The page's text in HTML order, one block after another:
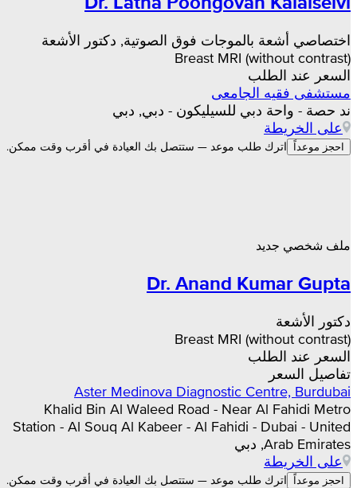
اختصاصي أشعة بالموجات فوق الصوتية, دكتور الأشعة
Breast MRI (without contrast)
السعر عند الطلب
مستشفى فقيه الجامعى
ند حصة - واحة دبي للسيليكون - دبي, دبي
على الخريطة
احجز موعداً اترك طلب موعد — ستتصل بك العيادة في أقرب وقت ممكن.
ملف شخصي جديد
Dr. Anand Kumar Gupta
دكتور الأشعة
Breast MRI (without contrast)
السعر عند الطلب
تفاصيل السعر
Aster Medinova Diagnostic Centre, Burdubai
Khalid Bin Al Waleed Road - Near Al Fahidi Metro
Station - Al Souq Al Kabeer - Al Fahidi - Dubai - United
Arab Emirates, دبي
على الخريطة
احجز موعداً اترك طلب موعد — ستتصل بك العيادة في أقرب وقت ممكن.